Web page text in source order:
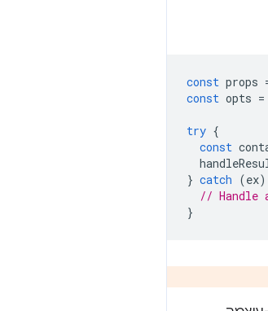
const props
const opts =
try {
const
} catch (ex)
// Handle
}